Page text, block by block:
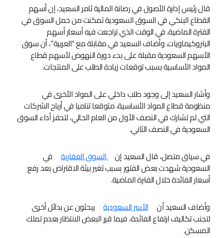
قال رئيس إدارة الأصول في رصانة المالية ثامر السعيد، إن أسهم
القطاع البنكي في السوق السعودية تمكنت من حمل السوق في
الفترة الماضية، في الوقت الذي تراجعت فيه أسعار أسهم
البتروكيماويات. وأضاف السعيد في مقابلة مع “العربية”، أن سوق
الأسهم السعودية مقبلة على بدء دورة النهوض لأسهم قطاع
المواد الأساسية بسبب توقعات زيادة الطلب على المنتجات.
وأشار السعيد إلى وجود طلب داخلي على المواد الأخرى في
منظومة قطاع المواد الأساسية، متوقعا تناميا في أرباح الشركات
التي لم تشارك في النصف الأول من العام الحالي، لتحفز أداء السوق
السعودية في النصف الثاني.
في سياق متصل، قال السعيد إن السوق العقارية
في
السعودية شهدت بعض الفتور بسبب تغير بيئة الاقتراض بعد رفع
أسعار الفائدة خلال الفترة الماضية.
وأضاف السعيد أن الأسر السعودية يبحثون عن بدائل أخرى
لتجنب تكاليف ارتفاع الفائدة، فيما قرر البعض الانتظار بعدم تملك
المسكن.